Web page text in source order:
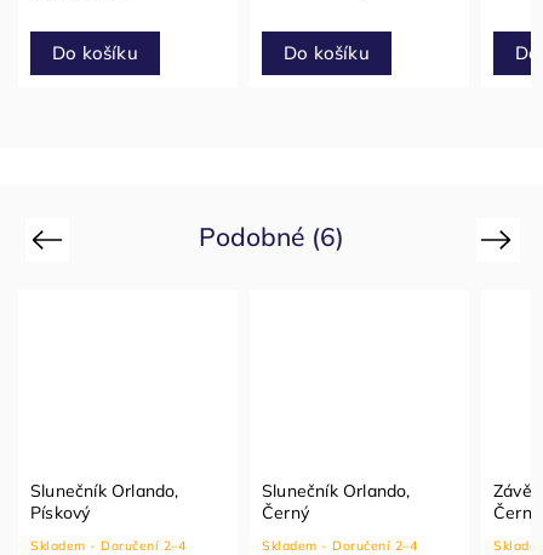
Do košíku Do košíku
Podobné (6)
Previous
Slunečník Orlando,
Pískový
Skladem - Doručení 2–4
Slunečník Orlando,
Černý
Skladem - Doručení 2–4
Černý
Next